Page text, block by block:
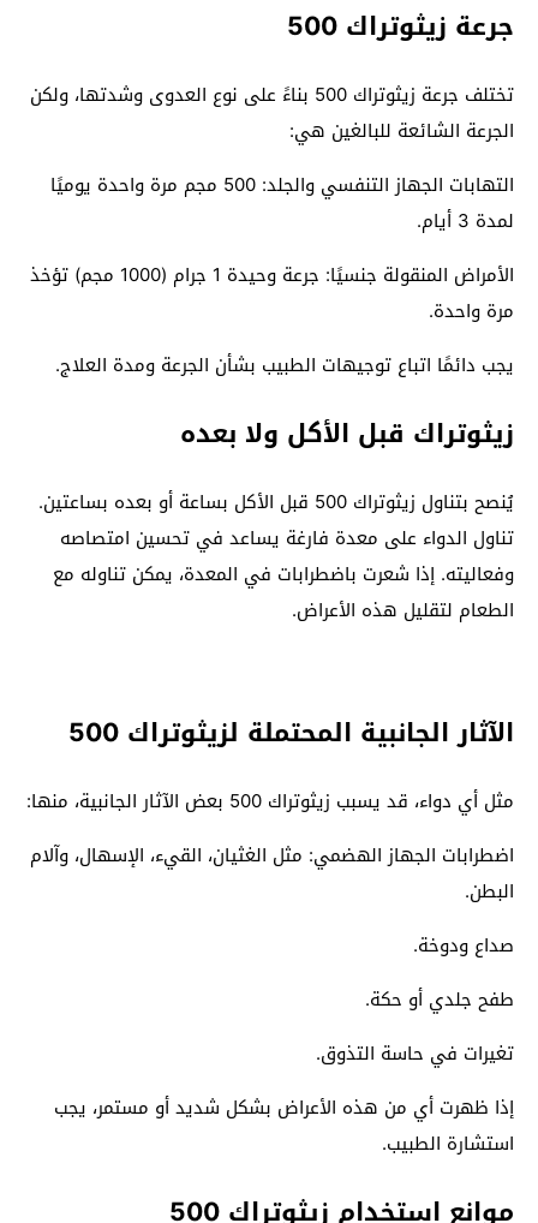
جرعة زيثوتراك 500
تختلف جرعة زيثوتراك 500 بناءً على نوع العدوى وشدتها، ولكن
الجرعة الشائعة للبالغين هي:
التهابات الجهاز التنفسي والجلد: 500 مجم مرة واحدة يوميًا
لمدة 3 أيام.
الأمراض المنقولة جنسيًا: جرعة وحيدة 1 جرام (1000 مجم) تؤخذ
مرة واحدة.
يجب دائمًا اتباع توجيهات الطبيب بشأن الجرعة ومدة العلاج.
زيثوتراك قبل الأكل ولا بعده
يُنصح بتناول زيثوتراك 500 قبل الأكل بساعة أو بعده بساعتين.
تناول الدواء على معدة فارغة يساعد في تحسين امتصاصه
وفعاليته. إذا شعرت باضطرابات في المعدة، يمكن تناوله مع
الطعام لتقليل هذه الأعراض.
الآثار الجانبية المحتملة لزيثوتراك 500
مثل أي دواء، قد يسبب زيثوتراك 500 بعض الآثار الجانبية، منها:
اضطرابات الجهاز الهضمي: مثل الغثيان، القيء، الإسهال، وآلام
البطن.
صداع ودوخة.
طفح جلدي أو حكة.
تغيرات في حاسة التذوق.
إذا ظهرت أي من هذه الأعراض بشكل شديد أو مستمر، يجب
استشارة الطبيب.
موانع استخدام زيثوتراك 500